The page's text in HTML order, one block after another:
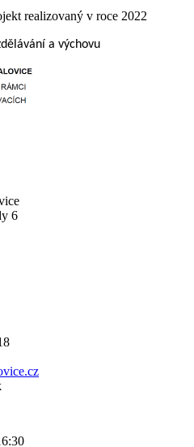
realizovaný v roce 2022
a výchovu
6